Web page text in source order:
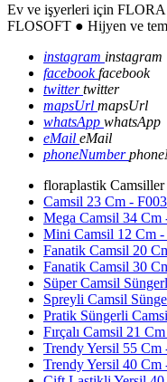
Ev ve işyerleri için
FLOSOFT ● Hijyen ve
instagram instagram
facebookfacebook
twittertwitter
mapsUrl mapsUrl
whatsApp whatsApp
eMail eMail
phoneNumber
floraplastik
Camsil 23 Cm - F003
Mega Camsil 34 Cm
Mini Camsil 12 Cm -
Fanatik Camsil 20
Fanatik Camsil 30
Süper Camsil
Spreyli Camsil
Pratik Süngerli
Fırçalı Camsil 21
Trendy Yersil 55 Cm
Trendy Yersil 40 Cm